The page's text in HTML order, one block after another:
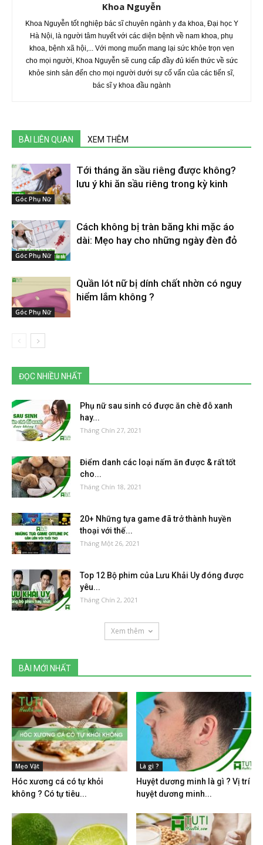
Khoa Nguyễn
Khoa Nguyễn tốt nghiệp bác sĩ chuyên ngành y đa khoa, Đại học Y
Hà Nội, là người tâm huyết với các diện bệnh về nam khoa, phụ
khoa, bệnh xã hội,... Với mong muốn mang lại sức khỏe trọn vẹn
cho mọi người, Khoa Nguyễn sẽ cung cấp đầy đủ kiến thức về sức
khỏe sinh sản đến cho mọi người dưới sự cố vấn của các tiến sĩ,
bác sĩ y khoa đầu ngành
BÀI LIÊN QUAN XEM THÊM
Góc Phụ Nữ
Tới tháng ăn sầu riêng được không?
lưu ý khi ăn sầu riêng trong kỳ kinh
Góc Phụ Nữ
Cách không bị tràn băng khi mặc áo
dài: Mẹo hay cho những ngày đèn đỏ
Góc Phụ Nữ
Quần lót nữ bị dính chất nhờn có nguy
hiểm lắm không ?
ĐỌC NHIỀU NHẤT
Phụ nữ sau sinh có được ăn chè đỗ xanh
hay...
Tháng Chín 27, 2021
Điểm danh các loại nấm ăn được & rất tốt
cho...
Tháng Chín 18, 2021
20+ Những tựa game đã trở thành huyền
thoại với thế...
Tháng Một 26, 2021
Top 12 Bộ phim của Lưu Khải Uy đóng được
yêu...
Tháng Chín 2, 2021
Xem thêm
BÀI MỚI NHẤT
Mẹo Vặt
Hóc xương cá có tự khỏi
không ? Có tự tiêu...
Là gì ?
Huyệt dương minh là gì ? Vị trí
huyệt dương minh...